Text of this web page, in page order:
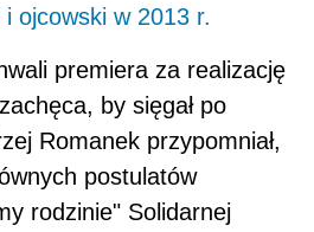
ojcowski w 2013 r.
premiera za realizację
by sięgał po
Romanek przypomniał,
postulatów
rodzinie" Solidarnej